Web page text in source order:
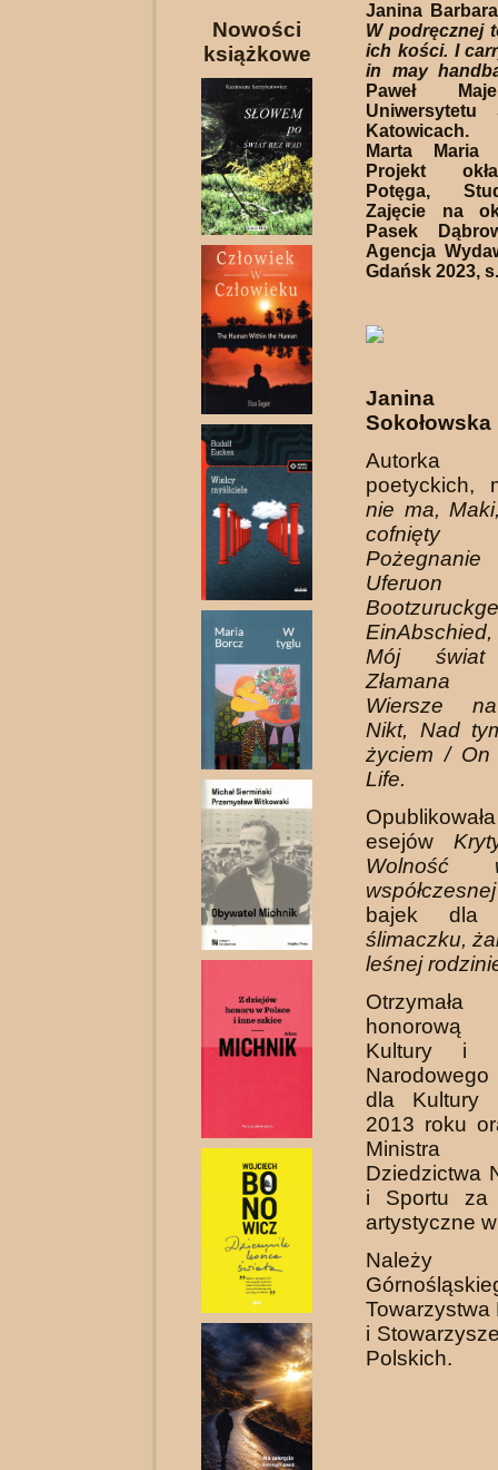
Nowości
książkowe
Janina
W podręcznej
ich kości. I
in may
Paweł
Uniwersytetu
Katowicach.
Marta Maria
Projekt
Potęga,
Zajęcie na
Pasek
Agencja
Gdańsk 2023,
Janina
Sokołowska
poetyckich,
nie ma,
Uferuon
Mój świat
Złamana
Wiersze
Nikt, Nad
życiem / On
Life.
esejów
Wolność
bajek
ślimaczku,
leśnej
Kultury i
Narodowego
dla Kultury
2013 roku
Ministra
Dziedzictwa
i Sportu za
artystyczne
Towarzystwa
i
Polskich.